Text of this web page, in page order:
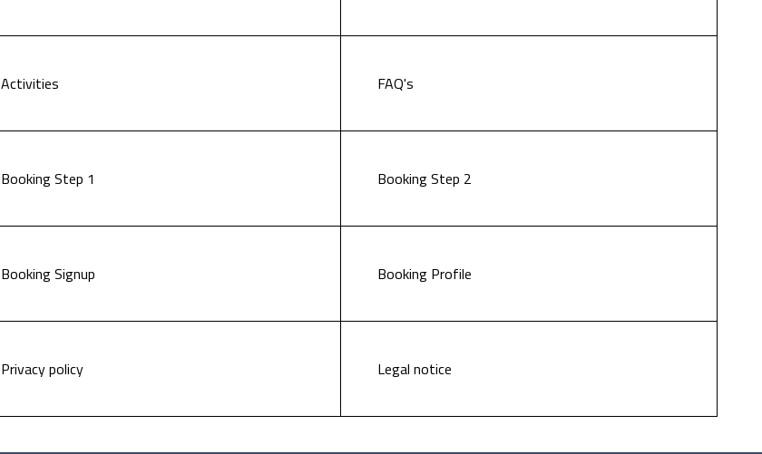
Activities FAQ's
Booking Step 1 Booking Step 2
Booking Signup Booking Profile
Privacy policy Legal notice